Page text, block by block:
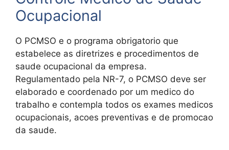
Ocupacional
O PCMSO e o programa obrigatorio que
estabelece as diretrizes e procedimentos de
saude ocupacional da empresa.
Regulamentado pela NR-7, o PCMSO deve ser
elaborado e coordenado por um medico do
trabalho e contempla todos os exames medicos
ocupacionais, acoes preventivas e de promocao
da saude.